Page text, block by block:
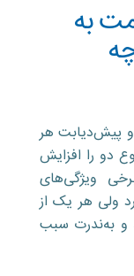
به
و پیش‌دیابت هر
دو را افزایش
ویژگی‌های
ولی هر یک از
و به‌ندرت سبب